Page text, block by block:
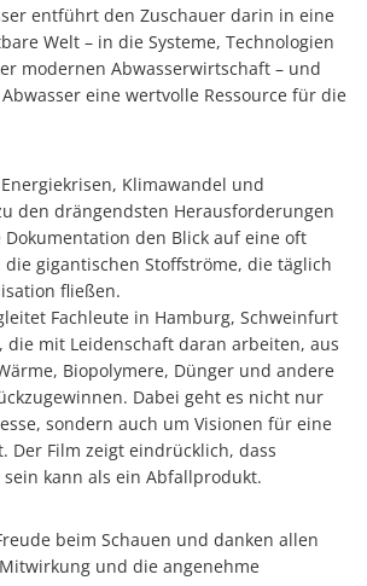
entführt den Zuschauer darin in eine
Welt – in die Systeme, Technologien
modernen Abwasserwirtschaft – und
eine wertvolle Ressource für die
Klimawandel und
den drängendsten Herausforderungen
den Blick auf eine oft
gigantischen Stoffströme, die täglich
fließen.
Fachleute in Hamburg, Schweinfurt
die mit Leidenschaft daran arbeiten, aus
Biopolymere, Dünger und andere
Dabei geht es nicht nur
sondern auch um Visionen für eine
Der Film zeigt eindrücklich, dass
kann als ein Abfallprodukt.
beim Schauen und danken allen
und die angenehme